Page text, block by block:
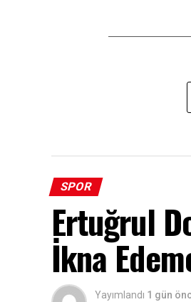
SPOR
Ertuğrul
İkna
Yayımlandı 1 gün